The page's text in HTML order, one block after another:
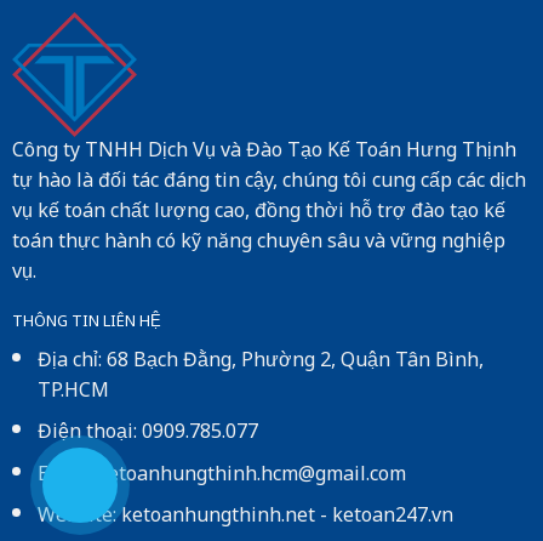
Công ty TNHH Dịch Vụ và Đào Tạo Kế Toán Hưng Thịnh
tự hào là đối tác đáng tin cậy, chúng tôi cung cấp các dịch
vụ kế toán chất lượng cao, đồng thời hỗ trợ đào tạo kế
toán thực hành có kỹ năng chuyên sâu và vững nghiệp
vụ.
THÔNG TIN LIÊN HỆ
Địa chỉ: 68 Bạch Đằng, Phường 2, Quận Tân Bình,
TP.HCM
Điện thoại: 0909.785.077
Email: ketoanhungthinh.hcm@gmail.com
Website:ketoanhungthinh.net-ketoan247.vn